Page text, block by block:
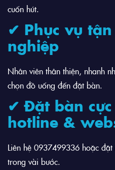
cuốn hút.
✔ Phục vụ
nghiệp
Nhân viên thân thiện, nhanh
chọn đồ uống đến đặt bàn.
✔ Đặt bàn
hotline &
Liên hệ 0937499336 hoặc đặt
trong vài bước.